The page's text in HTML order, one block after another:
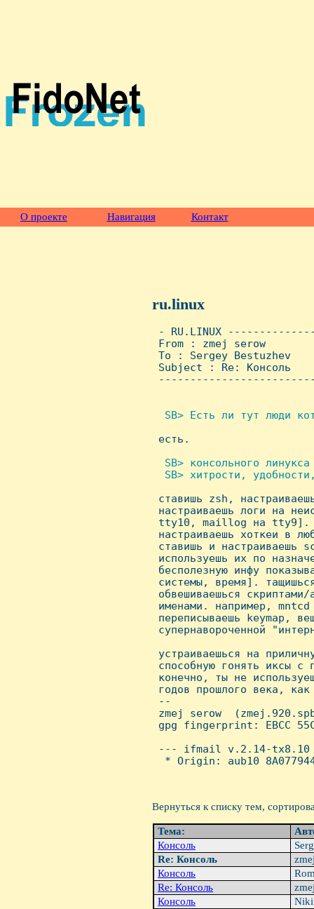
О проекте Навигация Контакт
ru.linux
- RU.LINUX
From : zmej serow
To : Sergey Bestuzhev
Subject : Re: Консоль
SB> Есть ли тут люди
есть.
SB> консольного
SB> хитрости,
ставишь zsh,
настраиваешь логи на
tty10, maillog на tty9].
настраиваешь хоткеи в
ставишь и настраиваешь
используешь их по
бесполезную инфу
системы, время].
обвешиваешься скриптами/
именами. например,
переписываешь keymap,
супернавороченной
устраиваешься на
способную гонять иксы с
конечно, ты не
годов прошлого века,
--
zmej serow
gpg fingerprint: EBCC
--- ifmail v.2.14-tx8.10
* Origin: aub10
Вернуться к списку тем,
Тема:
Консоль
Re: Консоль
Консоль
Re: Консоль
Консоль